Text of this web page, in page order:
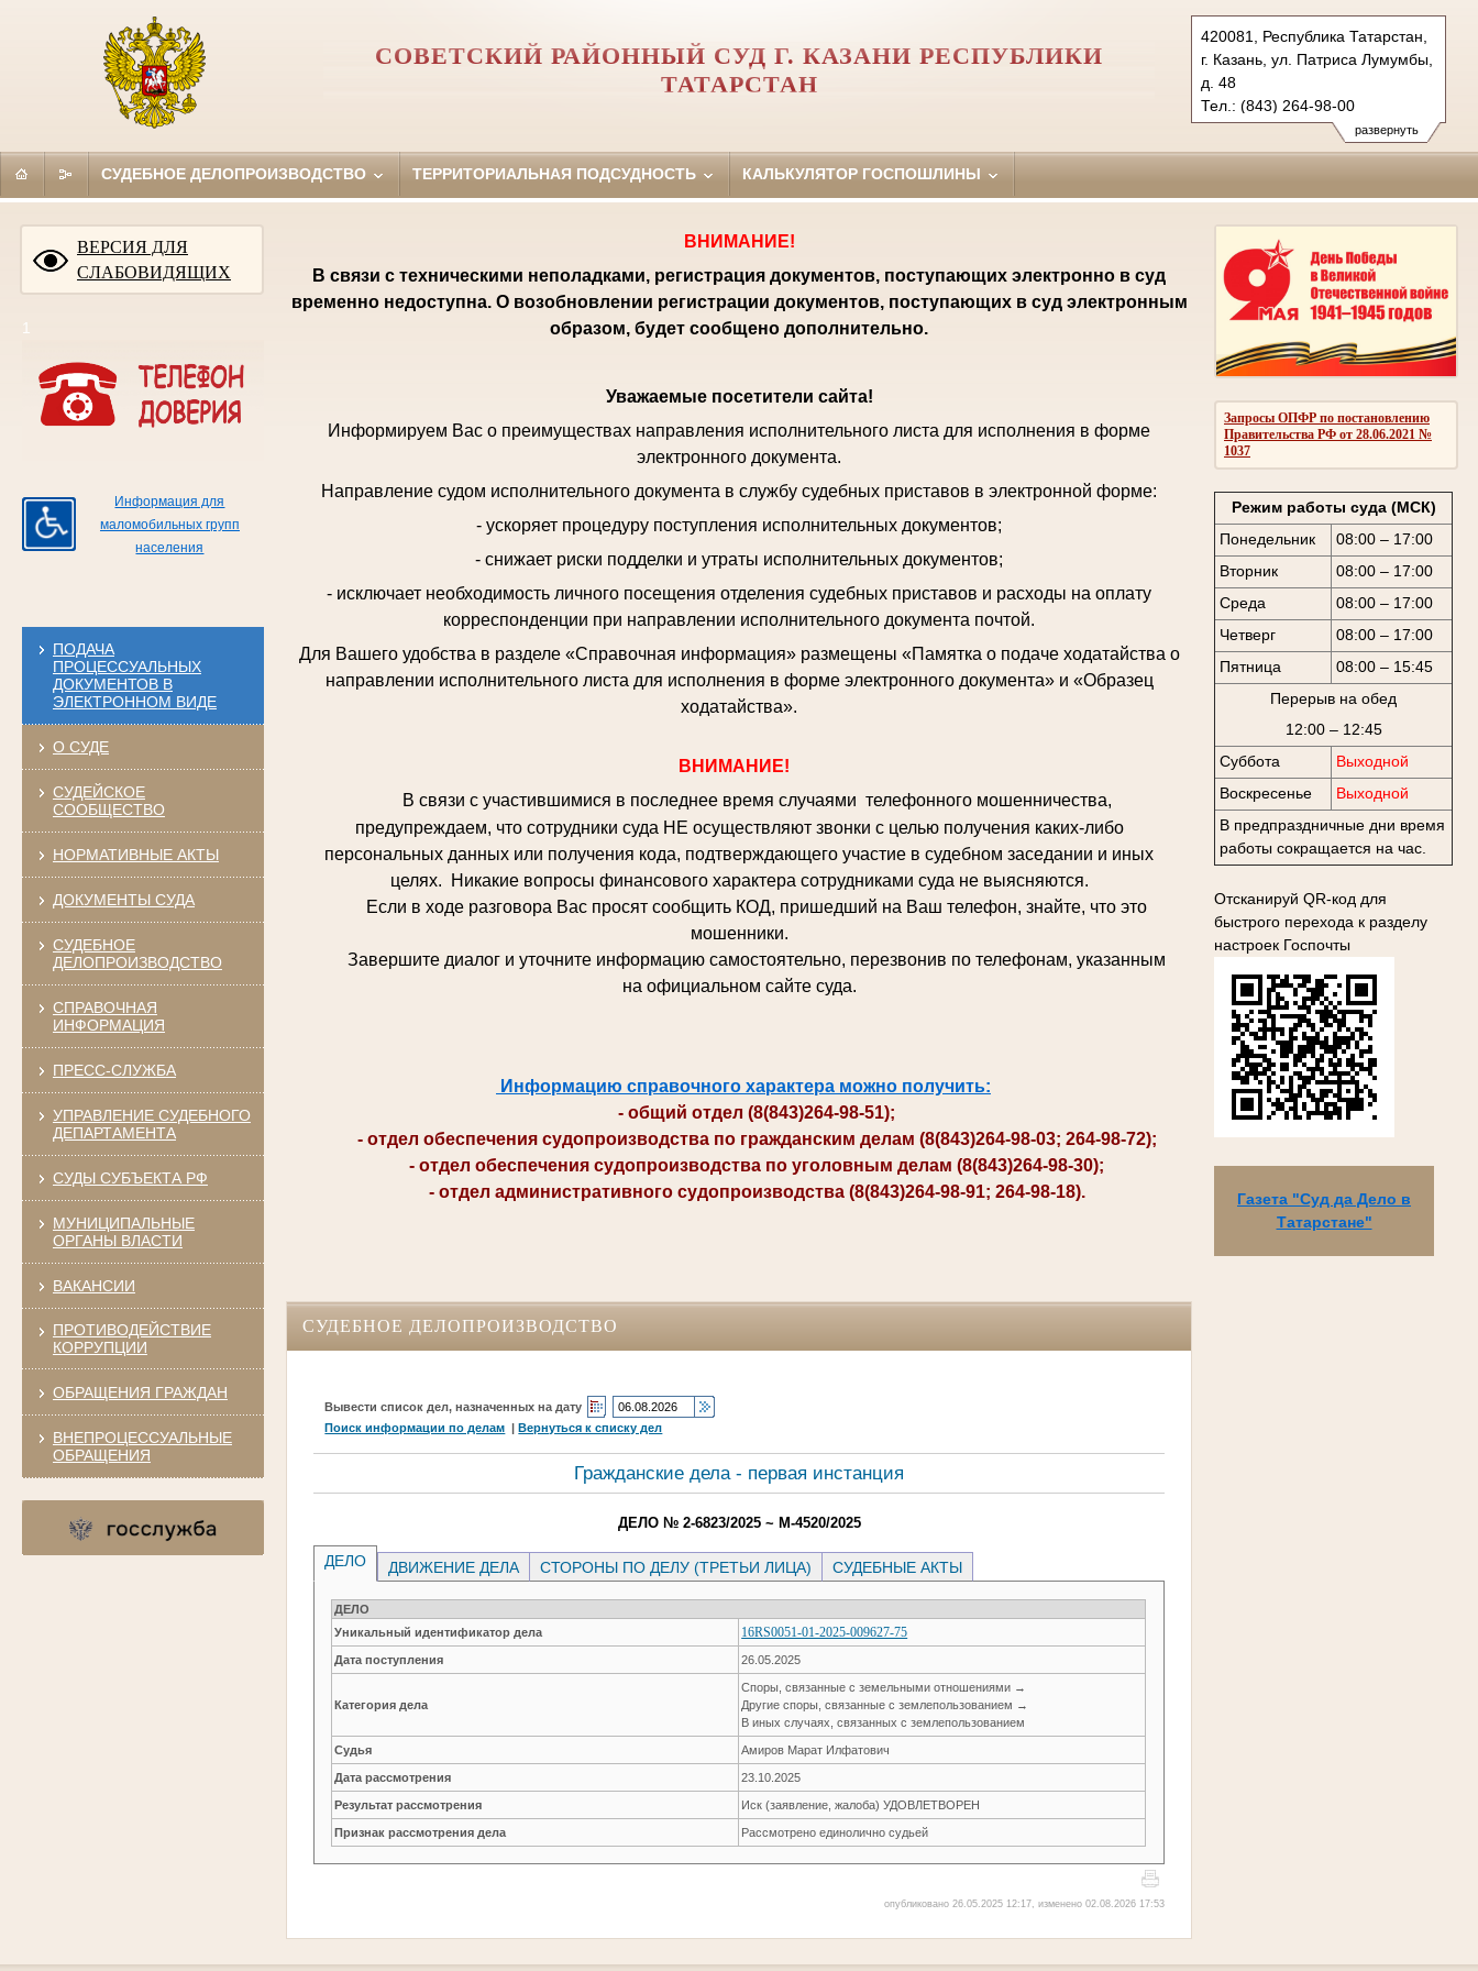
развернуть
420081, Республика Татарстан,
г. Казань, ул. Патриса Лумумбы,
д. 48
Тел.: (843) 264-98-00
sovetsky.tat@sudrf.ru
СОВЕТСКИЙ РАЙОННЫЙ СУД Г. КАЗАНИ РЕСПУБЛИКИ
ТАТАРСТАН
СУДЕБНОЕ ДЕЛОПРОИЗВОДСТВО ТЕРРИТОРИАЛЬНАЯ ПОДСУДНОСТЬ КАЛЬКУЛЯТОР ГОСПОШЛИНЫ
ВЕРСИЯ ДЛЯ
СЛАБОВИДЯЩИХ
1
Информация для
маломобильных групп
населения
ПОДАЧА
ПРОЦЕССУАЛЬНЫХ
ДОКУМЕНТОВ В
ЭЛЕКТРОННОМ ВИДЕ
О СУДЕ
СУДЕЙСКОЕ
СООБЩЕСТВО
НОРМАТИВНЫЕ АКТЫ
ДОКУМЕНТЫ СУДА
СУДЕБНОЕ
ДЕЛОПРОИЗВОДСТВО
СПРАВОЧНАЯ
ИНФОРМАЦИЯ
ПРЕСС-СЛУЖБА
УПРАВЛЕНИЕ СУДЕБНОГО
ДЕПАРТАМЕНТА
СУДЫ СУБЪЕКТА РФ
МУНИЦИПАЛЬНЫЕ
ОРГАНЫ ВЛАСТИ
ВАКАНСИИ
ПРОТИВОДЕЙСТВИЕ
КОРРУПЦИИ
ОБРАЩЕНИЯ ГРАЖДАН
ВНЕПРОЦЕССУАЛЬНЫЕ
ОБРАЩЕНИЯ
Запросы ОПФР по постановлению
Правительства РФ от 28.06.2021 №
1037
Режим работы суда (МСК)
Понедельник
08:00 – 17:00
Вторник
08:00 – 17:00
Среда
08:00 – 17:00
Четверг
08:00 – 17:00
Пятница
08:00 – 15:45
Перерыв на обед
12:00 – 12:45
Суббота
Выходной
Воскресенье
Выходной
В предпраздничные дни время
работы сокращается на час.
Отсканируй QR-код для
быстрого перехода к разделу
настроек Госпочты
Газета "Суд да Дело в
Татарстане"
ВНИМАНИЕ!
В связи с техническими неполадками, регистрация документов, поступающих электронно в суд
временно недоступна. О возобновлении регистрации документов, поступающих в суд электронным
образом, будет сообщено дополнительно.
Уважаемые посетители сайта!
Информируем Вас о преимуществах направления исполнительного листа для исполнения в форме
электронного документа.
Направление судом исполнительного документа в службу судебных приставов в электронной форме:
- ускоряет процедуру поступления исполнительных документов;
- снижает риски подделки и утраты исполнительных документов;
- исключает необходимость личного посещения отделения судебных приставов и расходы на оплату
корреспонденции при направлении исполнительного документа почтой.
Для Вашего удобства в разделе «Справочная информация» размещены «Памятка о подаче ходатайства о
направлении исполнительного листа для исполнения в форме электронного документа» и «Образец
ходатайства».
ВНИМАНИЕ!
В связи с участившимися в последнее время случаями телефонного мошенничества,
предупреждаем, что сотрудники суда НЕ осуществляют звонки с целью получения каких-либо
персональных данных или получения кода, подтверждающего участие в судебном заседании и иных
целях. Никакие вопросы финансового характера сотрудниками суда не выясняются.
Если в ходе разговора Вас просят сообщить КОД, пришедший на Ваш телефон, знайте, что это
мошенники.
Завершите диалог и уточните информацию самостоятельно, перезвонив по телефонам, указанным
на официальном сайте суда.
Информацию справочного характера можно получить:
- общий отдел (8(843)264-98-51);
- отдел обеспечения судопроизводства по гражданским делам (8(843)264-98-03; 264-98-72);
- отдел обеспечения судопроизводства по уголовным делам (8(843)264-98-30);
- отдел административного судопроизводства (8(843)264-98-91; 264-98-18).
СУДЕБНОЕ ДЕЛОПРОИЗВОДСТВО
Вывести список дел, назначенных на дату
Поиск информации по делам |Вернуться к списку дел
Гражданские дела - первая инстанция
ДЕЛО № 2-6823/2025 ~ М-4520/2025
ДЕЛО ДВИЖЕНИЕ ДЕЛА СТОРОНЫ ПО ДЕЛУ (ТРЕТЬИ ЛИЦА) СУДЕБНЫЕ АКТЫ
ДЕЛО
Уникальный идентификатор дела
16RS0051-01-2025-009627-75
Дата поступления 26.05.2025
Категория дела
Споры, связанные с земельными отношениями →
Другие споры, связанные с землепользованием →
В иных случаях, связанных с землепользованием
Судья Амиров Марат Илфатович
Дата рассмотрения 23.10.2025
Результат рассмотрения Иск (заявление, жалоба) УДОВЛЕТВОРЕН
Признак рассмотрения дела Рассмотрено единолично судьей
опубликовано 26.05.2025 12:17, изменено 02.08.2026 17:53